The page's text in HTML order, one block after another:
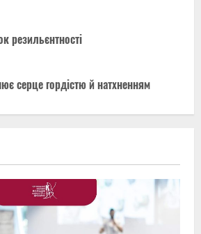
резильєнтності
серце гордістю й натхненням